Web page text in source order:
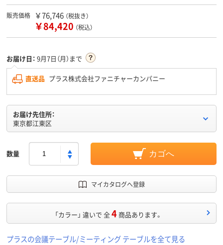
販売価格 ￥76,746 （税抜き）
￥84,420 （税込）
お届け日： 9月7日（月）まで
直送品 プラス株式会社ファニチャーカンパニー
お届け先住所：
東京都江東区
数量 カゴへ
マイカタログへ登録
「カラー」 違いで 全4 商品あります。
プラスの会議テーブル/ミーティング テーブルを全て見る